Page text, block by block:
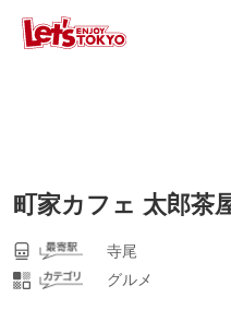
町家カフェ 太郎茶
寺尾
グルメ